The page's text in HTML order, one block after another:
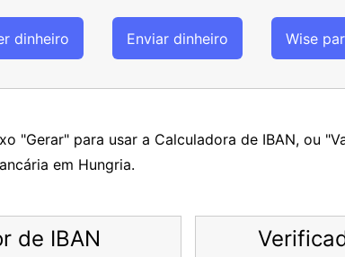
dinheiro Enviar dinheiro Wise
"Gerar" para usar a Calculadora de IBAN, ou
em Hungria.
de IBAN